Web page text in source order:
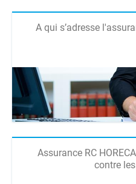
A qui s’adresse
Assurance RC
contre